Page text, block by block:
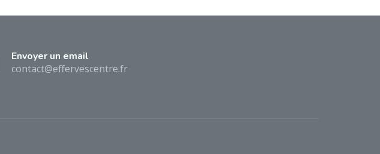
Envoyer un email
contact@effervescentre.fr